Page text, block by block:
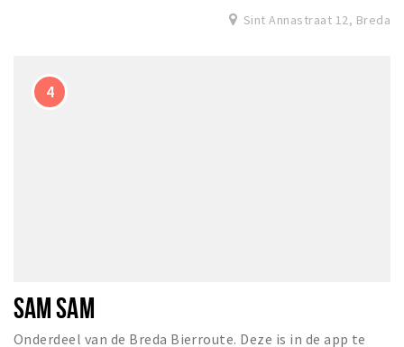
Sint Annastraat 12, Breda
SAM SAM
Onderdeel van de Breda Bierroute. Deze is in de app te